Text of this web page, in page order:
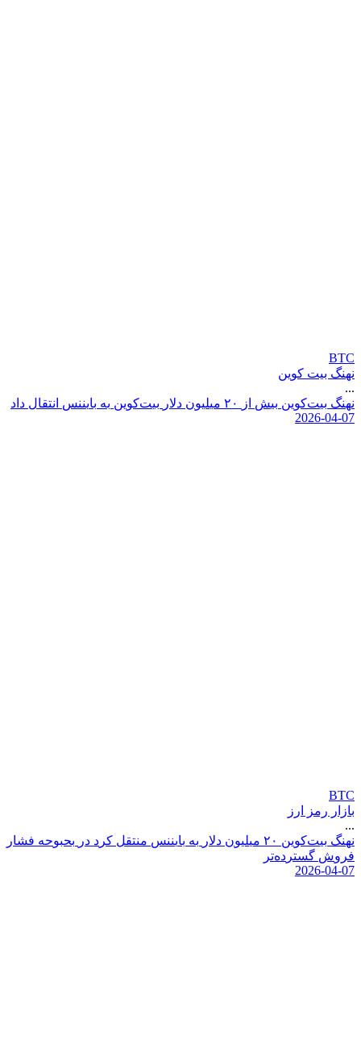
BTC
نهنگ بیت کوین
...
نهنگ بیتکوین بیش ز ۲ ۰ میلیون دلر بیتکوین به بایننس نتقال د د
2026-04-07
BTC
بازار رمز ارز
...
نهنگ بیتکوین ۲ ۰ میلیون دلر به بایننس منتقل کر د در بحبوحه فشار
فر وش گستر دهتر
2026-04-07